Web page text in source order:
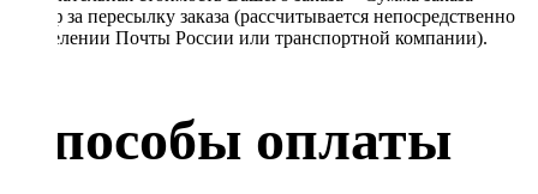
Тариф за пересылку заказа (рассчитывается непосредственно
в отделении Почты России или транспортной компании).
Способы оплаты